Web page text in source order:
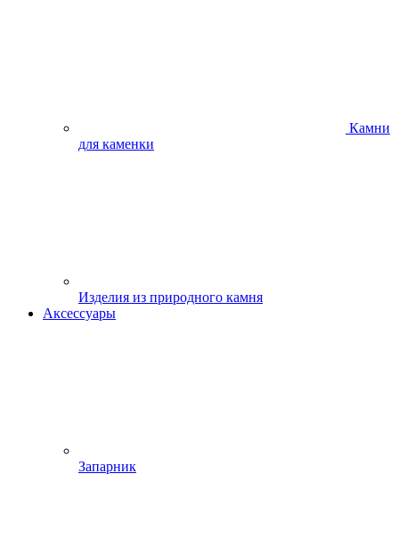
Камни
для каменки
Изделия из природного камня
Аксессуары
Запарник